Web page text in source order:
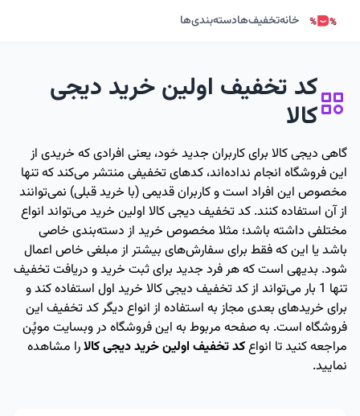
خانهتخفیف‌هادسته‌بندی‌ها
کد تخفیف اولین خرید دیجی
کالا
گاهی دیجی کالا برای کاربران جدید خود، یعنی افرادی که خریدی از
این فروشگاه انجام نداده‌اند، کدهای تخفیفی منتشر می‌کند که تنها
مخصوص این افراد است و کاربران قدیمی (با خرید قبلی) نمی‌توانند
از آن استفاده کنند. کد تخفیف دیجی کالا اولین خرید می‌تواند انواع
مختلفی داشته باشد؛ مثلا مخصوص خرید از دسته‌بندی خاصی
باشد یا این که فقط برای سفارش‌های بیشتر از مبلغی خاص اعمال
شود. بدیهی است که هر فرد جدید برای ثبت خرید و دریافت تخفیف
تنها 1 بار می‌تواند از کد تخفیف دیجی کالا خرید اول استفاده کند و
برای خریدهای بعدی مجاز به استفاده از انواع دیگر کد تخفیف این
فروشگاه است. به صفحه مربوط به این فروشگاه در وبسایت موپُن
مراجعه کنید تا انواعکد تخفیف اولین خرید دیجی کالارا مشاهده
نمایید.